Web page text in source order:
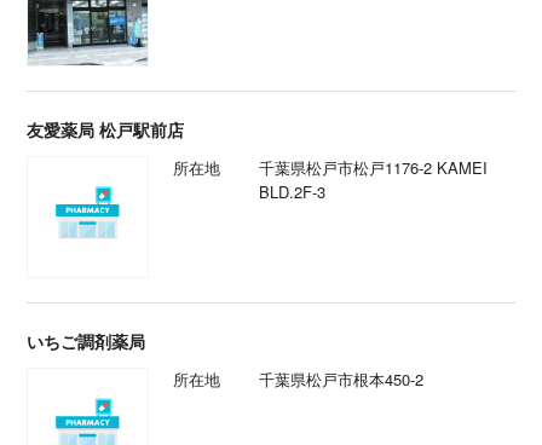
友愛薬局 松戸駅前店
所在地
千葉県松戸市松戸1176-2 KAMEI
BLD.2F-3
いちご調剤薬局
所在地 千葉県松戸市根本450-2